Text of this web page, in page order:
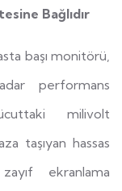
Bağlıdır
başı monitörü,
performans
milivolt
taşıyan hassas
ekranlama